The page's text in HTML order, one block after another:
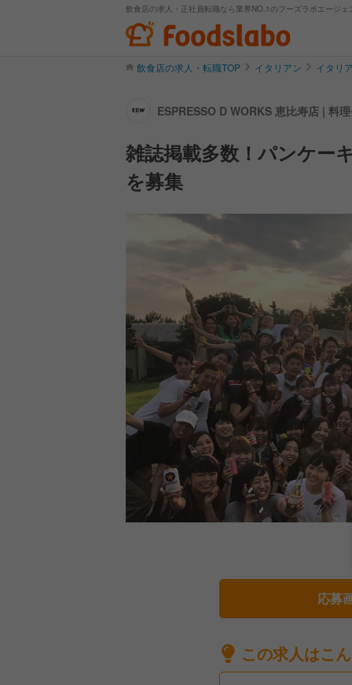
飲食店の求人・正社員転職なら業界NO.1のフーズラボエージェ
飲食店の求人・転職TOP イタリアン イタリ
ESPRESSO D WORKS 恵比寿店 | 料
雑誌掲載多数！パンケー
を募集
応募
この求人はこ